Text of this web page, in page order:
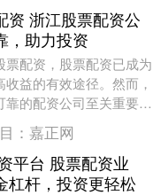
资 浙江股票配资公
，助力投资
票配资，股票配资已成为
益的有效途径。然而，
靠的配资公司至关重要。
司提供个性化的投资建
： 嘉正网
平台 股票配资业
杠杆，投资更轻松